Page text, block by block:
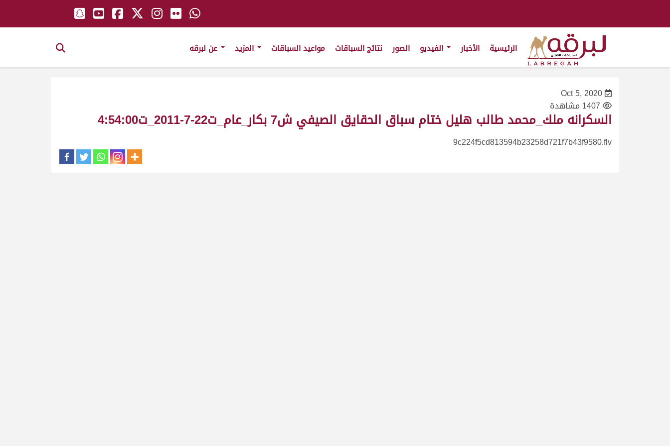
الرئيسية الأخبار الصور نتائج السباقات مواعيد السباقات
Oct 5, 2020
1407 مشاهدة
السكرانه ملك_محمد طالب هليل ختام سباق الحقايق الصيفي ش7 بكار_عام_ت22-7-2011_ت4:54:00
9c224f5cd813594b23258d721f7b43f9580.flv